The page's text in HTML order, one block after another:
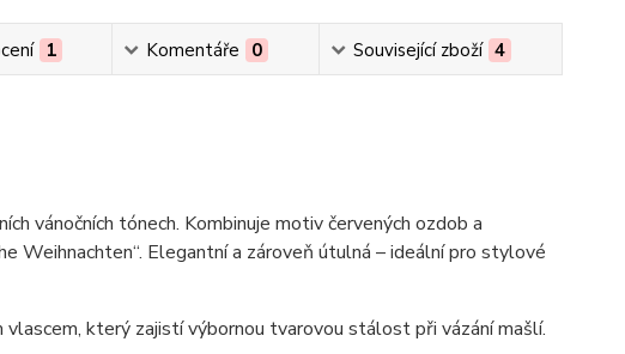
1 Komentáře 0 Související zboží 4
vánočních tónech. Kombinuje motiv červených ozdob a
Weihnachten“. Elegantní a zároveň útulná – ideální pro stylové
který zajistí výbornou tvarovou stálost při vázání mašlí.